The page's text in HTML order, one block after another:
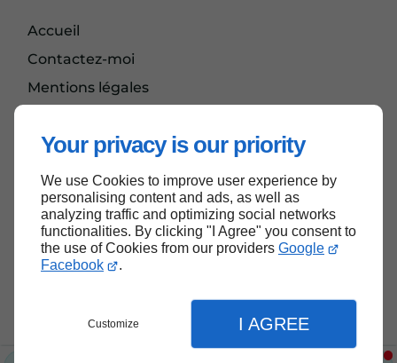
Your privacy is our priority
We use Cookies to improve user experience by
personalising content and ads, as well as
analyzing traffic and optimizing social networks
functionalities. By clicking "I Agree" you consent to
the use of Cookies from our providers Google
Facebook
.
Customize I AGREE
Accueil
Contactez-moi
Mentions légales
Haut de page